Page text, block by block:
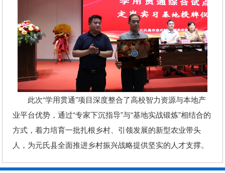
此次“学用贯通”项目深度整合了高校智力资源与本地产
业平台优势，通过“专家下沉指导”与“基地实战锻炼”相结合的
方式，着力培育一批扎根乡村、引领发展的新型农业带头
人，为元氏县全面推进乡村振兴战略提供坚实的人才支撑。